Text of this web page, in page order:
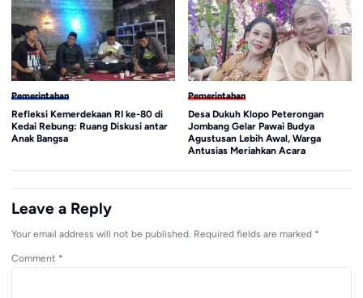
Pemerintahan
Refleksi Kemerdekaan RI ke-80 di
Kedai Rebung: Ruang Diskusi antar
Anak Bangsa
Pemerintahan
Desa Dukuh Klopo Peterongan
Jombang Gelar Pawai Budya
Agustusan Lebih Awal, Warga
Antusias Meriahkan Acara
Leave a Reply
Your email address will not be published. Required fields are marked *
Comment *